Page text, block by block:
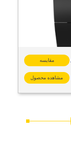
مقایسه
مشاهده محصول